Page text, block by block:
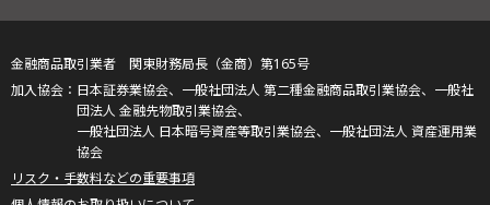
金融商品取引業者 関東財務局長（金商）第165号
日本証券業協会、一般社団法人 第二種金融商品取引業協会、一般社
団法人 金融先物取引業協会、
一般社団法人 日本暗号資産等取引業協会、一般社団法人 資産運用業
協会
リスク・手数料などの重要事項